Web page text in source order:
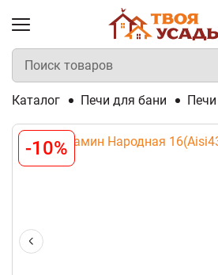
Каталог Печи для бани
-10%